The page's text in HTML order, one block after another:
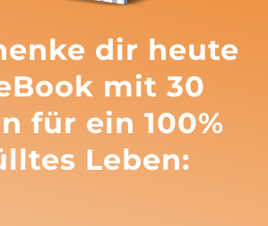
dir heute
mit 30
für ein 100%
Leben: